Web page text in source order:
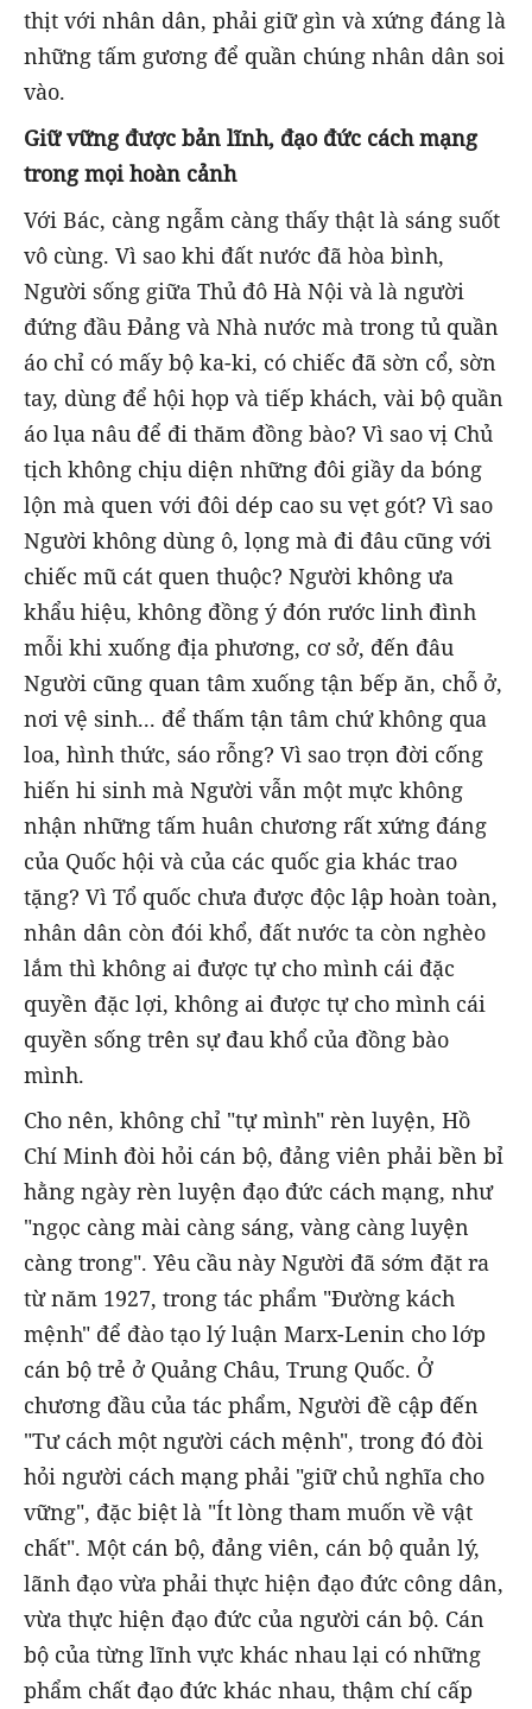
thịt với nhân dân, phải giữ gìn và xứng đáng là
những tấm gương để quần chúng nhân dân soi
vào.
Giữ vững được bản lĩnh, đạo đức cách mạng
trong mọi hoàn cảnh
Với Bác, càng ngẫm càng thấy thật là sáng suốt
vô cùng. Vì sao khi đất nước đã hòa bình,
Người sống giữa Thủ đô Hà Nội và là người
đứng đầu Đảng và Nhà nước mà trong tủ quần
áo chỉ có mấy bộ ka-ki, có chiếc đã sờn cổ, sờn
tay, dùng để hội họp và tiếp khách, vài bộ quần
áo lụa nâu để đi thăm đồng bào? Vì sao vị Chủ
tịch không chịu diện những đôi giầy da bóng
lộn mà quen với đôi dép cao su vẹt gót? Vì sao
Người không dùng ô, lọng mà đi đâu cũng với
chiếc mũ cát quen thuộc? Người không ưa
khẩu hiệu, không đồng ý đón rước linh đình
mỗi khi xuống địa phương, cơ sở, đến đâu
Người cũng quan tâm xuống tận bếp ăn, chỗ ở,
nơi vệ sinh... để thấm tận tâm chứ không qua
loa, hình thức, sáo rỗng? Vì sao trọn đời cống
hiến hi sinh mà Người vẫn một mực không
nhận những tấm huân chương rất xứng đáng
của Quốc hội và của các quốc gia khác trao
tặng? Vì Tổ quốc chưa được độc lập hoàn toàn,
nhân dân còn đói khổ, đất nước ta còn nghèo
lắm thì không ai được tự cho mình cái đặc
quyền đặc lợi, không ai được tự cho mình cái
quyền sống trên sự đau khổ của đồng bào
mình.
Cho nên, không chỉ "tự mình" rèn luyện, Hồ
Chí Minh đòi hỏi cán bộ, đảng viên phải bền bỉ
hằng ngày rèn luyện đạo đức cách mạng, như
"ngọc càng mài càng sáng, vàng càng luyện
càng trong". Yêu cầu này Người đã sớm đặt ra
từ năm 1927, trong tác phẩm "Đường kách
mệnh" để đào tạo lý luận Marx-Lenin cho lớp
cán bộ trẻ ở Quảng Châu, Trung Quốc. Ở
chương đầu của tác phẩm, Người đề cập đến
"Tư cách một người cách mệnh", trong đó đòi
hỏi người cách mạng phải "giữ chủ nghĩa cho
vững", đặc biệt là "Ít lòng tham muốn về vật
chất". Một cán bộ, đảng viên, cán bộ quản lý,
lãnh đạo vừa phải thực hiện đạo đức công dân,
vừa thực hiện đạo đức của người cán bộ. Cán
bộ của từng lĩnh vực khác nhau lại có những
phẩm chất đạo đức khác nhau, thậm chí cấp